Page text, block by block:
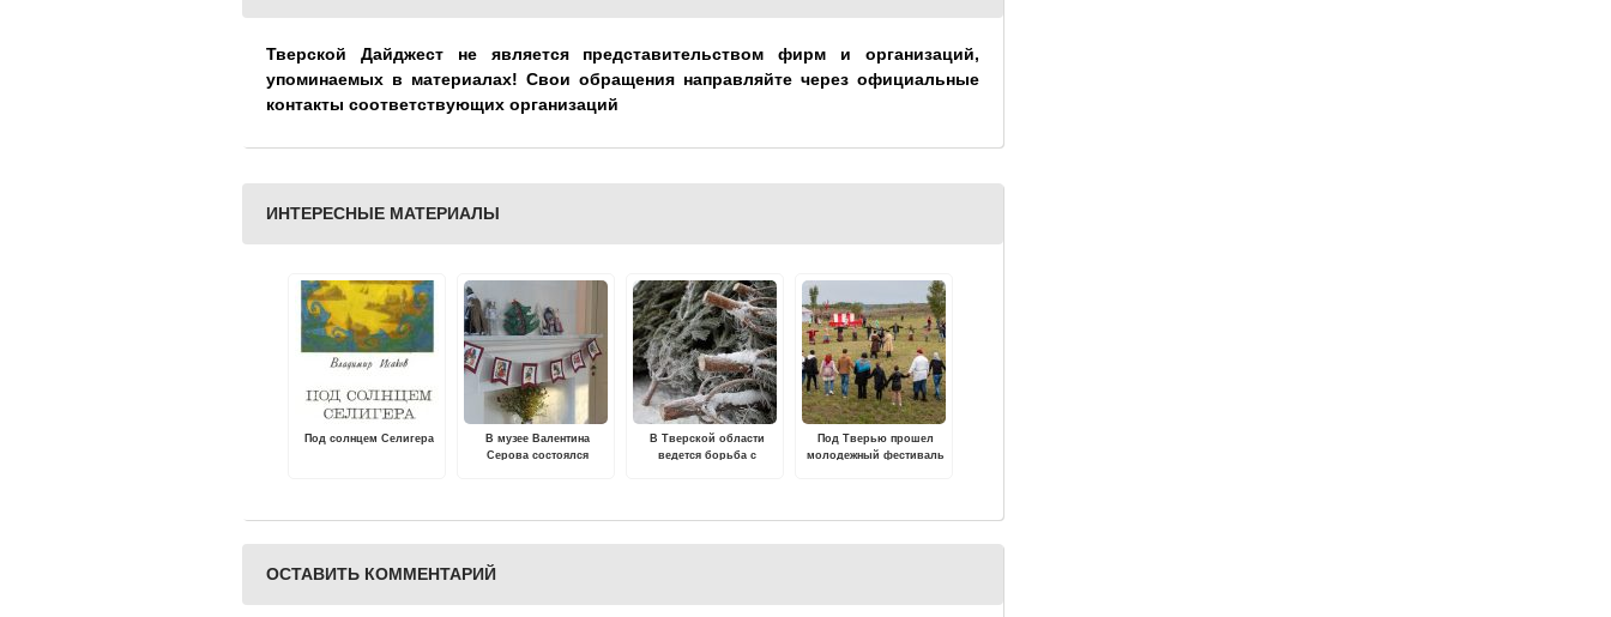
Тверской Дайджест не является представительством фирм и организаций,
упоминаемых в материалах! Свои обращения направляйте через официальные
контакты соответствующих организаций
ИНТЕРЕСНЫЕ МАТЕРИАЛЫ
Под солнцем Селигера
В музее Валентина
Серова состоялся
Домотканово"
В Тверской области
ведется борьба с
Под Тверью прошел
молодежный фестиваль
ОСТАВИТЬ КОММЕНТАРИЙ